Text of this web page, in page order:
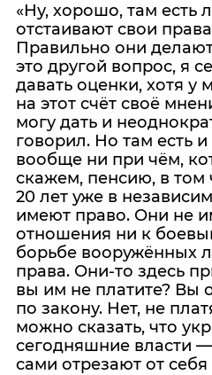
«Ну, хорошо, там есть
отстаивают свои
Правильно они
это другой вопрос, я
давать оценки, хотя у
на этот счёт своё
могу дать и
говорил. Но там есть
вообще ни при чём,
скажем, пенсию, в том
20 лет уже в
имеют право. Они не
отношения ни к
борьбе вооружённых
права. Они‑то здесь
вы им не платите? Вы
по закону. Нет, не
можно сказать, что
сегодняшние власти
сами отрезают от